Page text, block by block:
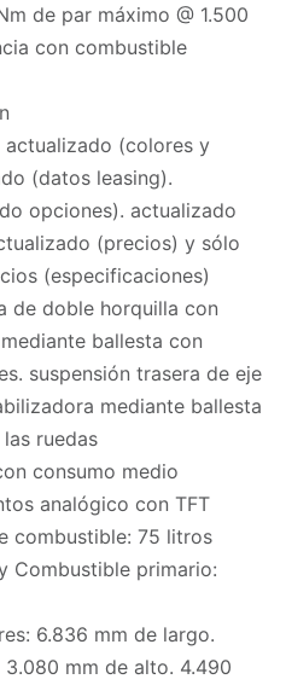
de par máximo @ 1.500
con combustible
(colores y
(datos leasing).
opciones). actualizado
(precios) y sólo
(especificaciones)
de doble horquilla con
ballesta con
suspensión trasera de eje
mediante ballesta
ruedas
consumo medio
analógico con TFT
combustible: 75 litros
Combustible primario:
6.836 mm de largo.
mm de alto. 4.490